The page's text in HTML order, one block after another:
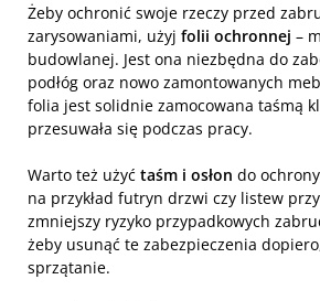
Żeby ochronić swoje rzeczy przed
zarysowaniami, użyj folii ochronnej –
budowlanej. Jest ona niezbędna do
podłóg oraz nowo zamontowanych
folia jest solidnie zamocowana taśmą
przesuwała się podczas pracy.
Warto też użyć taśm i osłon do
na przykład futryn drzwi czy listew
zmniejszy ryzyko przypadkowych
żeby usunąć te zabezpieczenia
sprzątanie.